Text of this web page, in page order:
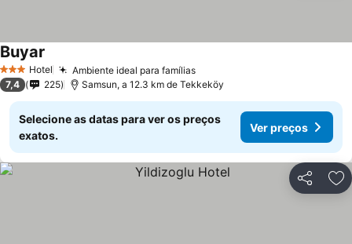
3 EstrelasHotel Ambiente ideal para famílias
Buyar
7,4 225 Samsun, a 12.3 km de Tekkeköy
Selecione as datas para ver os preços
exatos.
Ver preços
Partilhar